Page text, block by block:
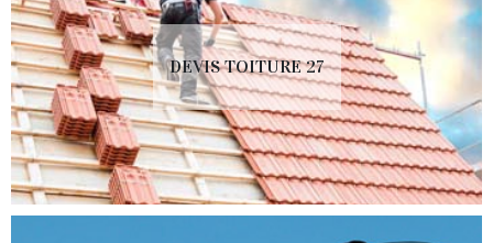
DEVIS TOITURE 27